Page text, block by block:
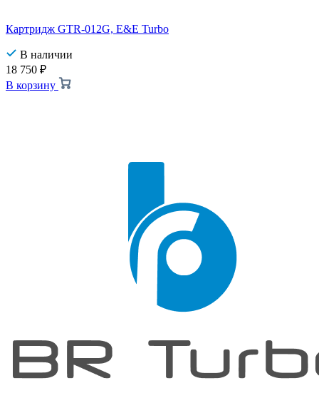
Картридж GTR-012G, E&E Turbo
В наличии
18 750 ₽
В корзину